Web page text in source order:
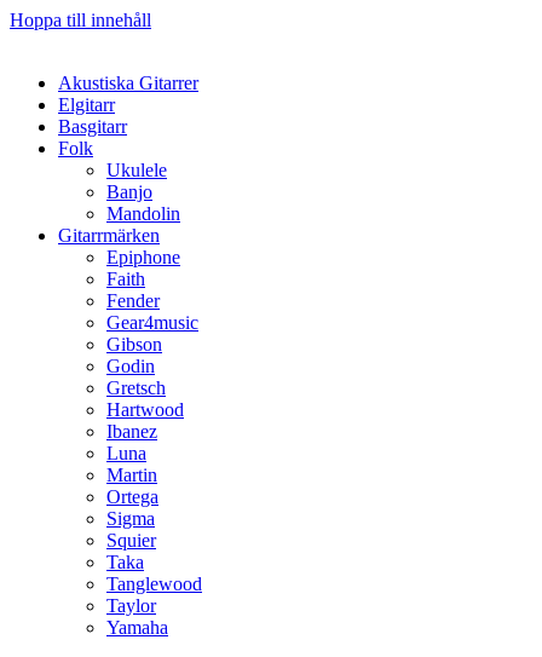
Hoppa till innehåll
Akustiska Gitarrer
Elgitarr
Basgitarr
Folk
Ukulele
Banjo
Mandolin
Gitarrmärken
Epiphone
Faith
Fender
Gear4music
Gibson
Godin
Gretsch
Hartwood
Ibanez
Luna
Martin
Ortega
Sigma
Squier
Taka
Tanglewood
Taylor
Yamaha